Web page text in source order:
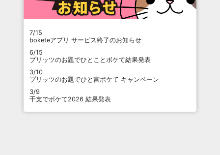
7/15
boketeアプリ サービス終了のお知らせ
6/15
プリッツのお題でひとことボケて結果発表
3/10
プリッツのお題でひと言ボケて キャンペーン
3/9
干支でボケて2026 結果発表